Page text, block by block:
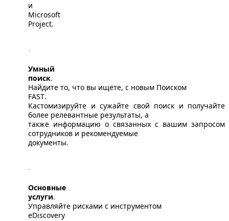
и
Microsoft
Project.
·
Умный
поиск.
Найдите то, что вы ищете, с новым Поиском
FAST.
Кастомизируйте и сужайте свой поиск и получайте
более релевантные результаты, а
также информацию о связанных с вашим запросом
сотрудников и рекомендуемые
документы.
·
Основные
услуги.
Управляйте рисками с инструментом
eDiscovery